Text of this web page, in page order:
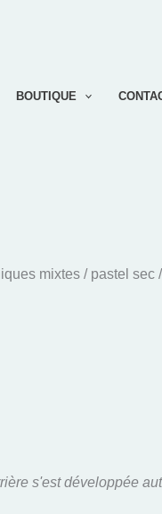
BOUTIQUE
mixtes / pastel
s'est développée